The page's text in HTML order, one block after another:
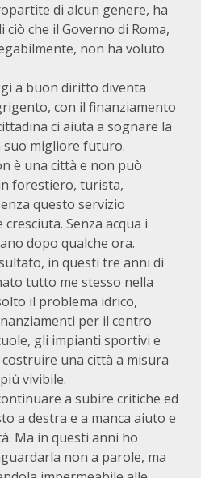
di alcun genere, ha
che il Governo di Roma,
non ha voluto
a buon diritto diventa
con il finanziamento
ci aiuta a sognare la
suo migliore futuro.
è una città e non può
forestiero, turista,
questo servizio
Senza acqua i
dopo qualche ora.
in questi tre anni di
tutto me stesso nella
il problema idrico,
per il centro
gli impianti sportivi e
una città a misura
vivibile.
a subire critiche ed
a destra e a manca aiuto e
Ma in questi anni ho
non a parole, ma